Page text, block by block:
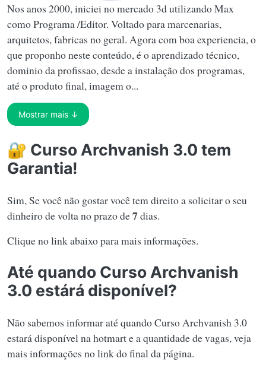
Nos anos 2000, iniciei no mercado 3d utilizando Max
como Programa /Editor. Voltado para marcenarias,
arquitetos, fabricas no geral. Agora com boa experiencia, o
que proponho neste conteúdo, é o aprendizado técnico,
dominio da profissao, desde a instalação dos programas,
até o produto final, imagem o...
Mostrar mais ↓
🔐 Curso Archvanish 3.0 tem
Garantia!
Sim, Se você não gostar você tem direito a solicitar o seu
dinheiro de volta no prazo de7dias.
Clique no link abaixo para mais informações.
Até quando Curso Archvanish
3.0 estárá disponível?
Não sabemos informar até quando Curso Archvanish 3.0
estará disponível na hotmart e a quantidade de vagas, veja
mais informações no link do final da página.